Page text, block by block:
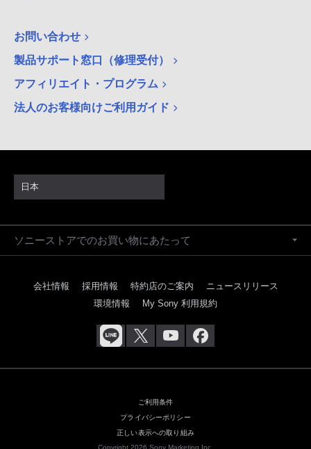
お問い合わせ
製品サポート窓口（修理受付）
アフィリエイト・プログラム
法人のお客様向けご利用ガイド
日本
ソニーストアでのお買い物にあたって
会社情報 採用情報 特約店のご案内
ニュースリリース
環境情報
My Sony 利用規約
ご利用条件
プライバシーポリシー
正しい表示への取り組み
Copyright 2026 Sony Marketing Inc.